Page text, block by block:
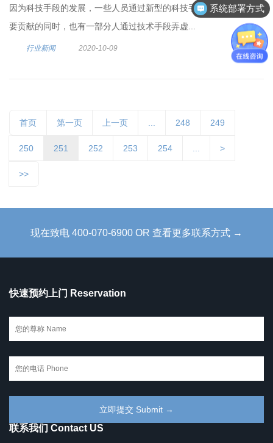
因为科技手段的发展，一些人员通过新型的科技手段为社会做出重
要贡献的同时，也有一部分人通过技术手段弄虚...
行业新闻 2020-10-09
首页 第一页 上一页 248 249
250 251 252 253 254 >
>>
现在致电 400-070-6900 OR 查看更多联系方式 →
快速预约上门 Reservation
联系我们 Contact US
系统部署方式